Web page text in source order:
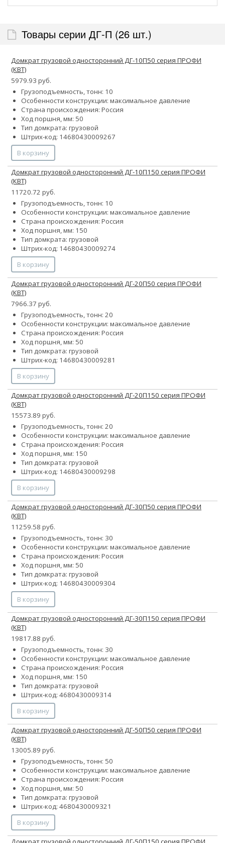
Товары серии ДГ-П (26 шт.)
Домкрат грузовой односторонний ДГ-10П50 серия ПРОФИ
(КВТ)
5979.93 руб.
Грузоподъемность, тонн: 10
Особенности конструкции: максимальное давление
Страна происхождения: Россия
Ход поршня, мм: 50
Тип домкрата: грузовой
Штрих-код: 14680430009267
В корзину
Домкрат грузовой односторонний ДГ-10П150 серия ПРОФИ
(КВТ)
11720.72 руб.
Грузоподъемность, тонн: 10
Особенности конструкции: максимальное давление
Страна происхождения: Россия
Ход поршня, мм: 150
Тип домкрата: грузовой
Штрих-код: 14680430009274
В корзину
Домкрат грузовой односторонний ДГ-20П50 серия ПРОФИ
(КВТ)
7966.37 руб.
Грузоподъемность, тонн: 20
Особенности конструкции: максимальное давление
Страна происхождения: Россия
Ход поршня, мм: 50
Тип домкрата: грузовой
Штрих-код: 14680430009281
В корзину
Домкрат грузовой односторонний ДГ-20П150 серия ПРОФИ
(КВТ)
15573.89 руб.
Грузоподъемность, тонн: 20
Особенности конструкции: максимальное давление
Страна происхождения: Россия
Ход поршня, мм: 150
Тип домкрата: грузовой
Штрих-код: 14680430009298
В корзину
Домкрат грузовой односторонний ДГ-30П50 серия ПРОФИ
(КВТ)
11259.58 руб.
Грузоподъемность, тонн: 30
Особенности конструкции: максимальное давление
Страна происхождения: Россия
Ход поршня, мм: 50
Тип домкрата: грузовой
Штрих-код: 14680430009304
В корзину
Домкрат грузовой односторонний ДГ-30П150 серия ПРОФИ
(КВТ)
19817.88 руб.
Грузоподъемность, тонн: 30
Особенности конструкции: максимальное давление
Страна происхождения: Россия
Ход поршня, мм: 150
Тип домкрата: грузовой
Штрих-код: 4680430009314
В корзину
Домкрат грузовой односторонний ДГ-50П50 серия ПРОФИ
(КВТ)
13005.89 руб.
Грузоподъемность, тонн: 50
Особенности конструкции: максимальное давление
Страна происхождения: Россия
Ход поршня, мм: 50
Тип домкрата: грузовой
Штрих-код: 4680430009321
В корзину